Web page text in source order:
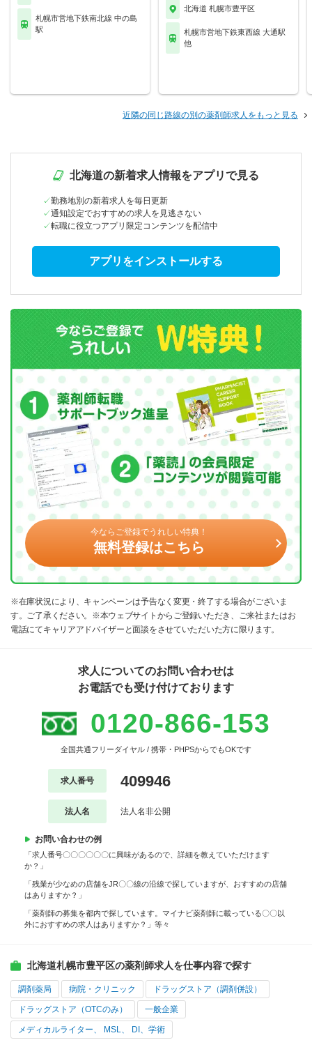
札幌市営地下鉄南北線 中の島
駅
北海道 札幌市豊平区
札幌市営地下鉄東西線 大通駅
他
近隣の同じ路線の別の薬剤師求人をもっと見る
北海道の新着求人情報をアプリで見る
勤務地別の新着求人を毎日更新
通知設定でおすすめの求人を見逃さない
転職に役立つアプリ限定コンテンツを配信中
アプリをインストールする
今ならご登録でうれしい特典！
無料登録はこちら
※在庫状況により、キャンペーンは予告なく変更・終了する場合がございま
す。ご了承ください。※本ウェブサイトからご登録いただき、ご来社またはお
電話にてキャリアアドバイザーと面談をさせていただいた方に限ります。
求人についてのお問い合わせは
お電話でも受け付けております
0120-866-153
全国共通フリーダイヤル / 携帯・PHPSからでもOKです
求人番号 409946
法人名 法人名非公開
お問い合わせの例
「求人番号〇〇〇〇〇〇に興味があるので、詳細を教えていただけます
か？」
「残業が少なめの店舗をJR〇〇線の沿線で探していますが、おすすめの店舗
はありますか？」
「薬剤師の募集を都内で探しています。マイナビ薬剤師に載っている〇〇以
外におすすめの求人はありますか？」等々
北海道札幌市豊平区の薬剤師求人を仕事内容で探す
調剤薬局 病院・クリニック ドラッグストア（調剤併設）
ドラッグストア（OTCのみ） 一般企業
メディカルライター、 MSL、 DI、学術